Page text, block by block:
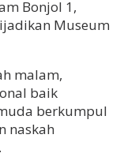
Bonjol 1,
Museum
malam,
baik
berkumpul
naskah